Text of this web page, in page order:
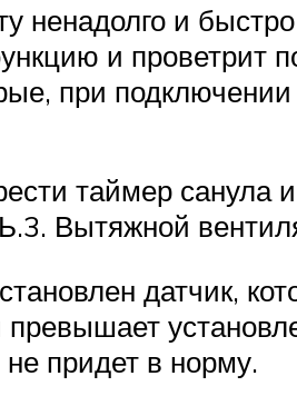
ненадолго и
и проветрит
при подключении
таймер
Вытяжной
датчик,
придет в норму.